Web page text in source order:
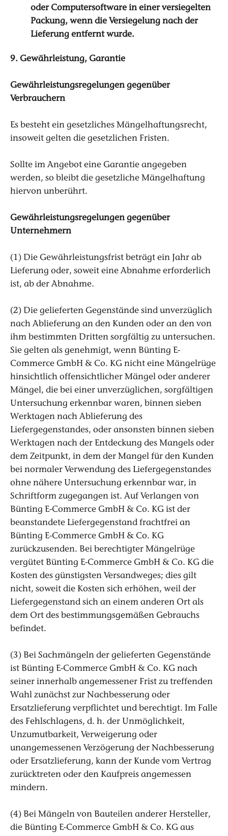
oder Computersoftware in einer versiegelten
Packung, wenn die Versiegelung nach der
Lieferung entfernt wurde.
9. Gewährleistung, Garantie
Gewährleistungsregelungen gegenüber
Verbrauchern
Es besteht ein gesetzliches Mängelhaftungsrecht,
insoweit gelten die gesetzlichen Fristen.
Sollte im Angebot eine Garantie angegeben
werden, so bleibt die gesetzliche Mängelhaftung
hiervon unberührt.
Gewährleistungsregelungen gegenüber
Unternehmern
(1) Die Gewährleistungsfrist beträgt ein Jahr ab
Lieferung oder, soweit eine Abnahme erforderlich
ist, ab der Abnahme.
(2) Die gelieferten Gegenstände sind unverzüglich
nach Ablieferung an den Kunden oder an den von
ihm bestimmten Dritten sorgfältig zu untersuchen.
Sie gelten als genehmigt, wenn Bünting E-
Commerce GmbH & Co. KG nicht eine Mängelrüge
hinsichtlich offensichtlicher Mängel oder anderer
Mängel, die bei einer unverzüglichen, sorgfältigen
Untersuchung erkennbar waren, binnen sieben
Werktagen nach Ablieferung des
Liefergegenstandes, oder ansonsten binnen sieben
Werktagen nach der Entdeckung des Mangels oder
dem Zeitpunkt, in dem der Mangel für den Kunden
bei normaler Verwendung des Liefergegenstandes
ohne nähere Untersuchung erkennbar war, in
Schriftform zugegangen ist. Auf Verlangen von
Bünting E-Commerce GmbH & Co. KG ist der
beanstandete Liefergegenstand frachtfrei an
Bünting E-Commerce GmbH & Co. KG
zurückzusenden. Bei berechtigter Mängelrüge
vergütet Bünting E-Commerce GmbH & Co. KG die
Kosten des günstigsten Versandweges; dies gilt
nicht, soweit die Kosten sich erhöhen, weil der
Liefergegenstand sich an einem anderen Ort als
dem Ort des bestimmungsgemäßen Gebrauchs
befindet.
(3) Bei Sachmängeln der gelieferten Gegenstände
ist Bünting E-Commerce GmbH & Co. KG nach
seiner innerhalb angemessener Frist zu treffenden
Wahl zunächst zur Nachbesserung oder
Ersatzlieferung verpflichtet und berechtigt. Im Falle
des Fehlschlagens, d. h. der Unmöglichkeit,
Unzumutbarkeit, Verweigerung oder
unangemessenen Verzögerung der Nachbesserung
oder Ersatzlieferung, kann der Kunde vom Vertrag
zurücktreten oder den Kaufpreis angemessen
mindern.
(4) Bei Mängeln von Bauteilen anderer Hersteller,
die Bünting E-Commerce GmbH & Co. KG aus